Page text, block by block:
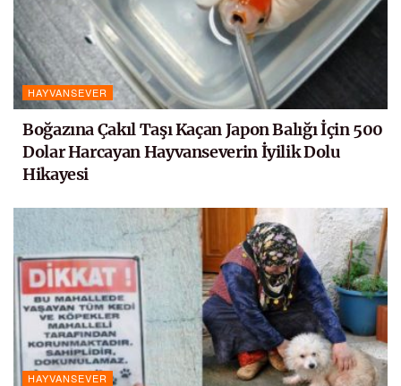
HAYVANSEVER
Boğazına Çakıl Taşı Kaçan Japon Balığı İçin 500
Dolar Harcayan Hayvanseverin İyilik Dolu
Hikayesi
HAYVANSEVER